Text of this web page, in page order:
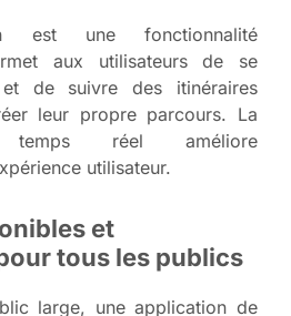
est une fonctionnalité
aux utilisateurs de se
de suivre des itinéraires
leur propre parcours. La
réel améliore
utilisateur.
et
tous les publics
large, une application de